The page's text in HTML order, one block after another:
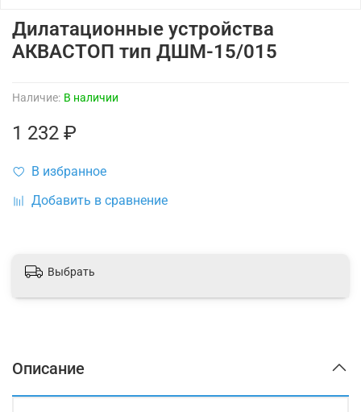
Наличие: В наличии
Дилатационные устройства
АКВАСТОП тип ДШМ-15/015
1 232 ₽
В избранное
Добавить в сравнение
Выбрать
Описание